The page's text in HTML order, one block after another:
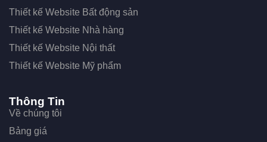
Thiết kế Website Bất động sản
Thiết kế Website Nhà hàng
Thiết kế Website Nội thất
Thiết kế Website Mỹ phẩm
Thông Tin
Về chúng tôi
Bảng giá